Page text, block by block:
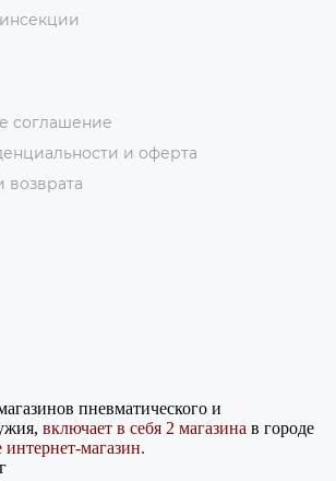
соглашение
и оферта
возврата
пневматического и
включает в себя 2 магазина в городе
интернет-магазин.